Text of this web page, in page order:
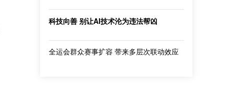
科技向善 别让AI技术沦为违法帮凶
全运会群众赛事扩容 带来多层次联动效应